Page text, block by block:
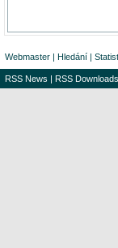
Webmaster | Hledání |
RSS News | RSS Downloads